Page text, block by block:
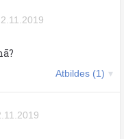
Atbildes (1)